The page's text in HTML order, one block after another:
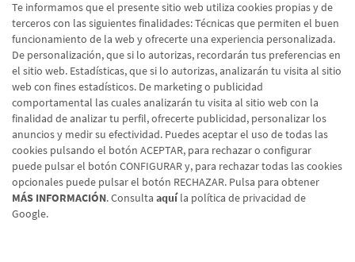
Te informamos que el presente sitio web utiliza cookies propias y de
terceros con las siguientes finalidades: Técnicas que permiten el buen
funcionamiento de la web y ofrecerte una experiencia personalizada.
De personalización, que si lo autorizas, recordarán tus preferencias en
el sitio web. Estadísticas, que si lo autorizas, analizarán tu visita al sitio
web con fines estadísticos. De marketing o publicidad
comportamental las cuales analizarán tu visita al sitio web con la
finalidad de analizar tu perfil, ofrecerte publicidad, personalizar los
anuncios y medir su efectividad. Puedes aceptar el uso de todas las
cookies pulsando el botón ACEPTAR, para rechazar o configurar
puede pulsar el botón CONFIGURAR y, para rechazar todas las cookies
opcionales puede pulsar el botón RECHAZAR. Pulsa para obtener
MÁS INFORMACIÓN. Consulta aquíla política de privacidad de
Google.
Aviso legal